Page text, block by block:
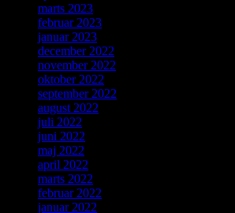
marts 2023
februar 2023
januar 2023
december 2022
november 2022
oktober 2022
september 2022
august 2022
juli 2022
juni 2022
maj 2022
april 2022
marts 2022
februar 2022
januar 2022